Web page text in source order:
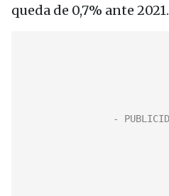
queda de 0,7% ante 2021.